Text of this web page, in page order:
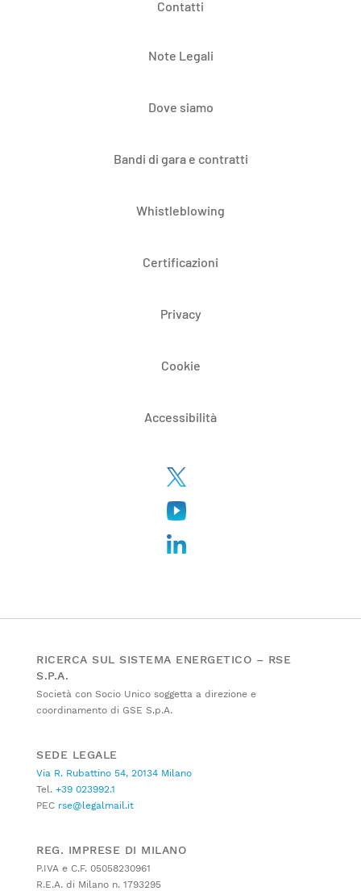
Contatti
Note Legali
Dove siamo
Bandi di gara e contratti
Whistleblowing
Certificazioni
Privacy
Cookie
Accessibilità
RICERCA SUL SISTEMA ENERGETICO – RSE
S.P.A.
Società con Socio Unico soggetta a direzione e
coordinamento di GSE S.p.A.
SEDE LEGALE
Via R. Rubattino 54, 20134 Milano
Tel. +39 023992.1
PEC rse@legalmail.it
REG. IMPRESE DI MILANO
P.IVA e C.F. 05058230961
R.E.A. di Milano n. 1793295